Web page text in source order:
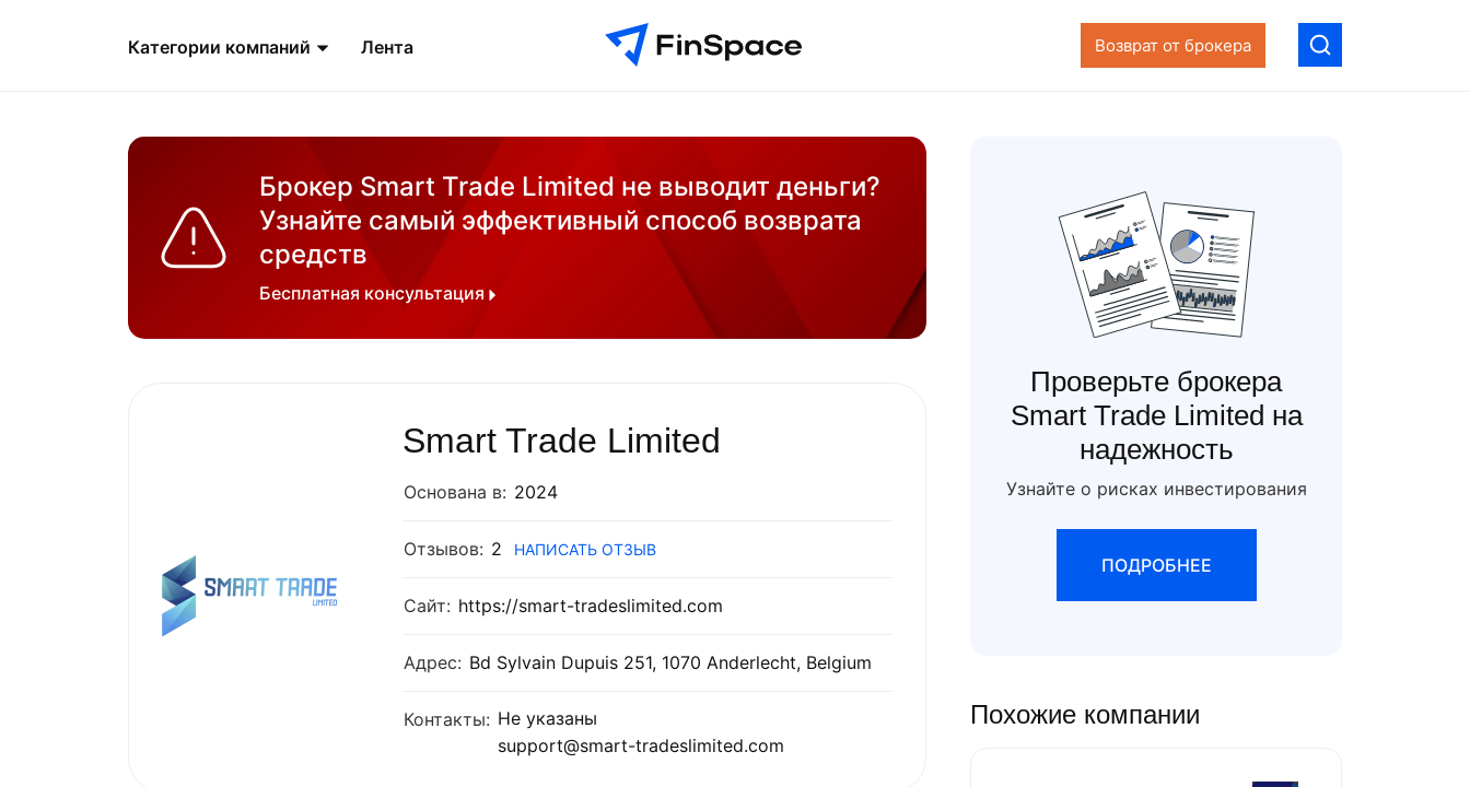
Категории компаний Лента Возврат от брокера
Брокер Smart Trade Limited не выводит деньги?
Узнайте самый эффективный способ возврата
средств
Бесплатная консультация
Smart Trade Limited
Основана в: 2024
Отзывов: 2 НАПИСАТЬ ОТЗЫВ
Сайт: https://smart-tradeslimited.com
Адрес: Bd Sylvain Dupuis 251, 1070 Anderlecht, Belgium
Контакты: Не указаны
support@​smart-tradeslimited.com
Проверьте брокера
Smart Trade Limited на
надежность
Узнайте о рисках инвестирования
ПОДРОБНЕЕ
Похожие компании